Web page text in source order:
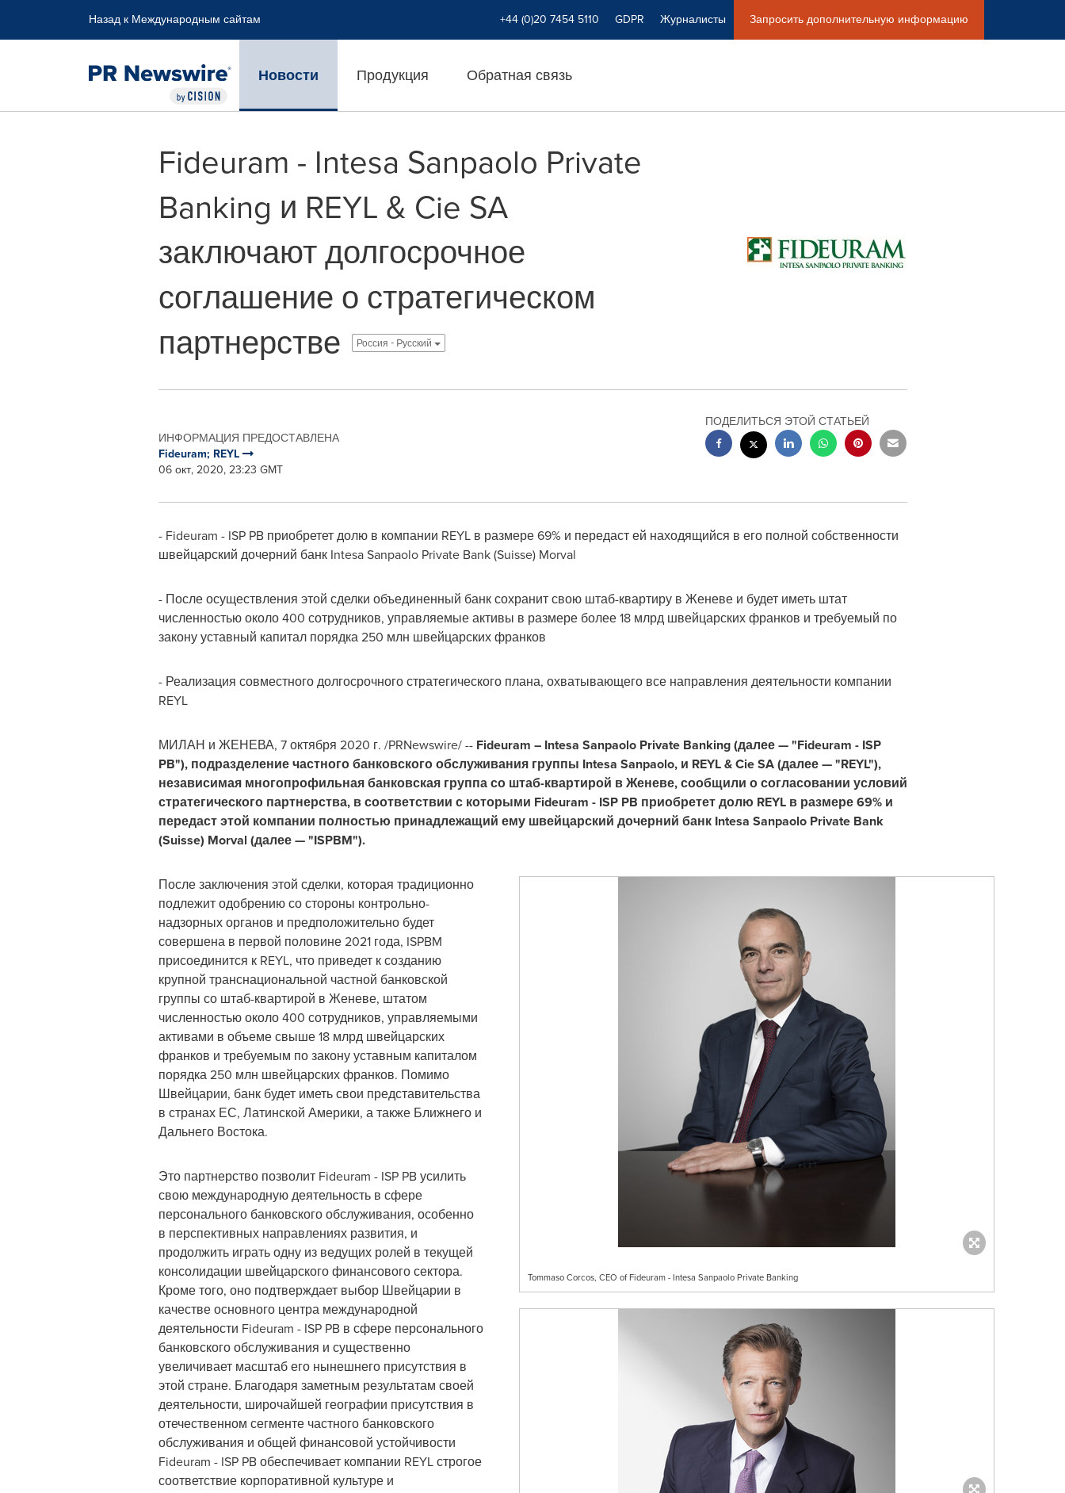
Назад к Международным сайтам +44 (0)20 7454 5110 GDPR Журналисты Запросить дополнительную информацию
Новости Продукция Обратная связь
Fideuram - Intesa Sanpaolo Private
Banking и REYL & Cie SA
заключают долгосрочное
соглашение о стратегическом
партнерстве
Россия - Pусский
ИНФОРМАЦИЯ ПРЕДОСТАВЛЕНА
Fideuram; REYL
06 окт, 2020, 23:23 GMT
ПОДЕЛИТЬСЯ ЭТОЙ СТАТЬЕЙ
- Fideuram - ISP PB приобретет долю в компании REYL в размере 69% и передаст ей находящийся в его полной собственности
швейцарский дочерний банк Intesa Sanpaolo Private Bank (Suisse) Morval
- После осуществления этой сделки объединенный банк сохранит свою штаб-квартиру в Женеве и будет иметь штат
численностью около 400 сотрудников, управляемые активы в размере более 18 млрд швейцарских франков и требуемый по
закону уставный капитал порядка 250 млн швейцарских франков
- Реализация совместного долгосрочного стратегического плана, охватывающего все направления деятельности компании
REYL
МИЛАН и ЖЕНЕВА, 7 октября 2020 г. /PRNewswire/ -- Fideuram – Intesa Sanpaolo Private Banking (далее — "Fideuram - ISP
PB"), подразделение частного банковского обслуживания группы Intesa Sanpaolo, и REYL & Cie SA (далее — "REYL"),
независимая многопрофильная банковская группа со штаб-квартирой в Женеве, сообщили о согласовании условий
стратегического партнерства, в соответствии с которыми Fideuram - ISP PB приобретет долю REYL в размере 69% и
передаст этой компании полностью принадлежащий ему швейцарский дочерний банк Intesa Sanpaolo Private Bank
(Suisse) Morval (далее — "ISPBM").
Tommaso Corcos, CEO of Fideuram - Intesa Sanpaolo Private Banking
После заключения этой сделки, которая традиционно
подлежит одобрению со стороны контрольно-
надзорных органов и предположительно будет
совершена в первой половине 2021 года, ISPBM
присоединится к REYL, что приведет к созданию
крупной транснациональной частной банковской
группы со штаб-квартирой в Женеве, штатом
численностью около 400 сотрудников, управляемыми
активами в объеме свыше 18 млрд швейцарских
франков и требуемым по закону уставным капиталом
порядка 250 млн швейцарских франков. Помимо
Швейцарии, банк будет иметь свои представительства
в странах ЕС, Латинской Америки, а также Ближнего и
Дальнего Востока.
Это партнерство позволит Fideuram - ISP PB усилить
свою международную деятельность в сфере
персонального банковского обслуживания, особенно
в перспективных направлениях развития, и
продолжить играть одну из ведущих ролей в текущей
консолидации швейцарского финансового сектора.
Кроме того, оно подтверждает выбор Швейцарии в
качестве основного центра международной
деятельности Fideuram - ISP PB в сфере персонального
банковского обслуживания и существенно
увеличивает масштаб его нынешнего присутствия в
этой стране. Благодаря заметным результатам своей
деятельности, широчайшей географии присутствия в
отечественном сегменте частного банковского
обслуживания и общей финансовой устойчивости
Fideuram - ISP PB обеспечивает компании REYL строгое
соответствие корпоративной культуре и